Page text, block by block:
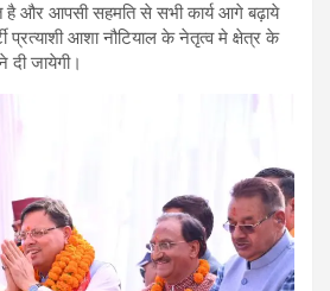
है और आपसी सहमति से सभी कार्य आगे बढ़ाये
प्रत्याशी आशा नौटियाल के नेतृत्व मे क्षेत्र के
दी जायेगी।